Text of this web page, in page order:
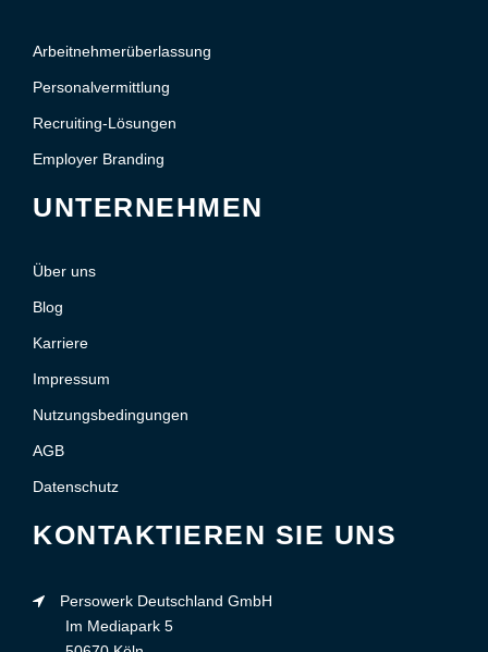
Arbeitnehmerüberlassung
Personalvermittlung
Recruiting-Lösungen
Employer Branding
UNTERNEHMEN
Über uns
Blog
Karriere
Impressum
Nutzungsbedingungen
AGB
Datenschutz
KONTAKTIEREN SIE UNS
Persowerk Deutschland GmbH
Im Mediapark 5